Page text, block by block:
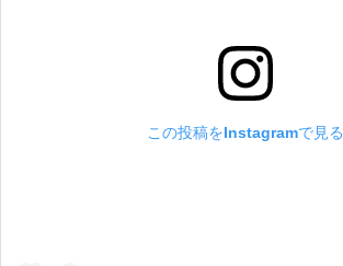
この投稿をInstagramで見る